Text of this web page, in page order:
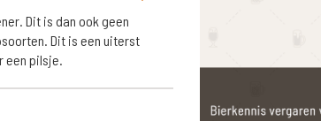
Dit is dan ook geen
Dit is een uiterst
een pilsje.